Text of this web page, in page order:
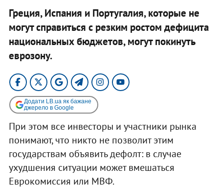
Греция, Испания и Португалия, которые не
могут справиться с резким ростом дефицита
национальных бюджетов, могут покинуть
еврозону.
Додати LB.ua як бажане
джерело в Google
При этом все инвесторы и участники рынка
понимают, что никто не позволит этим
государствам объявить дефолт: в случае
ухудшения ситуации может вмешаться
Еврокомиссия или МВФ.